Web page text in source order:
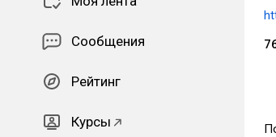
Сообщения
Рейтинг
Курсы